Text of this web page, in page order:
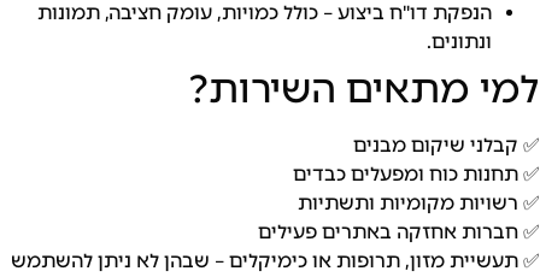
הנפקת דו"ח ביצוע – כולל כמויות, עומק חציבה, תמונות
ונתונים.
מתאים השירות?
שיקום מבנים
כוח ומפעלים כבדים
מקומיות ותשתיות
אחזקה באתרים פעילים
מזון, תרופות או כימיקלים – שבהן לא ניתן להשתמש